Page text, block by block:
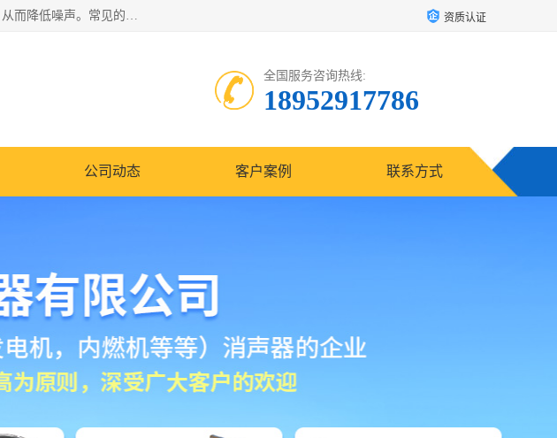
消音器主要用于降低机械设备或枪械等产生的噪声。它通过阻尼或增加排气面积来降低排气速度和功率，从而降低噪声。常见的消音器类型包括阻性消声器、抗性消声器、共振消声器以及阻抗复合式消声器等。这些消音器各有特点，适用于不同频率的噪声消除。 资质认证
全国服务咨询热线:
18952917786
公司动态 客户案例 联系方式